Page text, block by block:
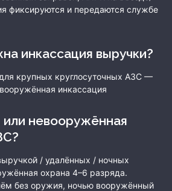
фиксируются и передаются службе
инкассация выручки?
для крупных круглосуточных АЗС —
инкассация
/ удалённых / ночных
охрана 4–6 разряда.
без оружия, ночью вооружённый